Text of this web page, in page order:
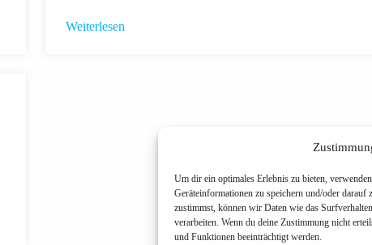
Um dir ein optimales Erlebnis zu bieten,
Geräteinformationen zu speichern und/oder darauf
zustimmst, können wir Daten wie das
verarbeiten. Wenn du deine Zustimmung nicht
und Funktionen beeinträchtigt werden.
Weiterlesen